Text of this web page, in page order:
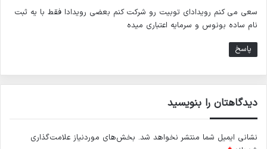
:
سعی می کنم رویدادای توبیت رو شرکت کنم بعضی رویدادا فقط با یه ثبت
نام ساده بونوس و سرمایه اعتباری میده
پاسخ
دیدگاهتان را بنویسید
نشانی ایمیل شما منتشر نخواهد شد. بخش‌های موردنیاز علامت‌گذاری